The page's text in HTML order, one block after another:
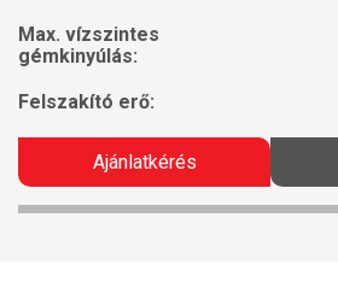
Max. vízszintes
gémkinyúlás:
Felszakító erő:
Ajánlatkérés